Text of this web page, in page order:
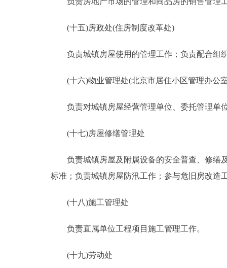
(十五)房政处(住房制度改革处)
负责城镇房屋使用的管理工作；负责配合组
(十六)物业管理处(北京市居住小区管理办公
负责对城镇房屋经营管理单位、委托管理单
(十七)房屋修缮管理处
负责城镇房屋及附属设备的安全普查、修缮及
标准；负责城镇房屋防汛工作；参与危旧房改造
(十八)施工管理处
负责直属单位工程项目施工管理工作。
(十九)劳动处